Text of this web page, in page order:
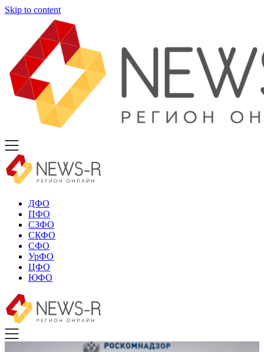
Skip to content
ДФО
ПФО
СЗФО
СКФО
СФО
УрФО
ЦФО
ЮФО